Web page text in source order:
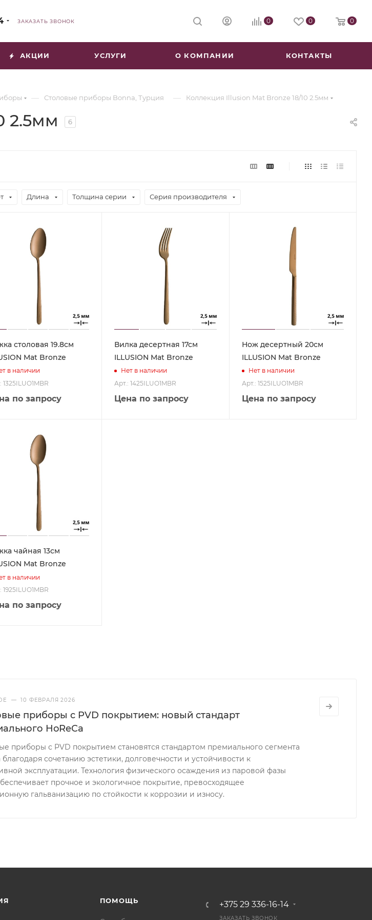
ЗАКАЗАТЬ ЗВОНОК 0 0 0
АКЦИИ УСЛУГИ О КОМПАНИИ КОНТАКТЫ
— Столовые приборы Bonna, Турция — Коллекция Illusion Mat Bronze 18/10 2.5мм
2.5мм 6
Длина Толщина серии Серия производителя
столовая 19.8см
Mat Bronze
в наличии
1325ILUO1MBR
по запросу
Вилка десертная 17см
ILLUSION Mat Bronze
Нет в наличии
Арт.: 1425ILUO1MBR
Цена по запросу
Нож десертный 20см
ILLUSION Mat Bronze
Нет в наличии
Арт.: 1525ILUO1MBR
Цена по запросу
чайная 13см
Mat Bronze
в наличии
1925ILUO1MBR
по запросу
— 10 ФЕВРАЛЯ 2026
приборы с PVD покрытием: новый стандарт
HoReCa
приборы с PVD покрытием становятся стандартом премиального сегмента
благодаря сочетанию эстетики, долговечности и устойчивости к
эксплуатации. Технология физического осаждения из паровой фазы
прочное и экологичное покрытие, превосходящее
гальванизацию по стойкости к коррозии и износу.
ПОМОЩЬ +375 29 336-16-14
ЗАКАЗАТЬ ЗВОНОК